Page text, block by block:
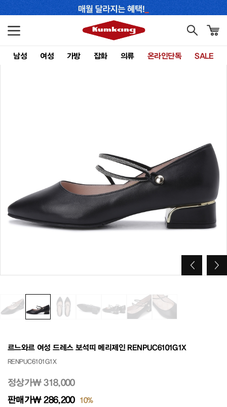
남성 여성 가방 잡화 의류 온라인단독 SALE
르느와르 여성 드레스 보석띠 메리제인 RENPUC6101G1X
RENPUC6101G1X
정상가₩ 318,000
판매가₩ 286,200 10%